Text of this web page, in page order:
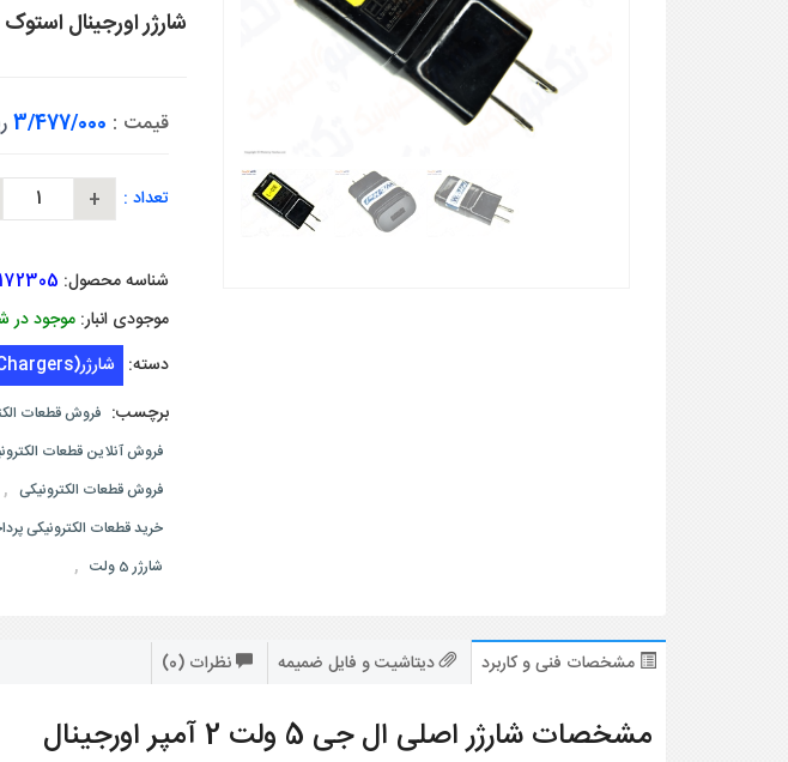
شارژر اورجینال استوک
قیمت : 3/477/000
تعداد :
شناسه محصول: 172305
موجودی انبار: موجود در
دسته: شارژر(Chargers)
برچسب: فروش قطعات
فروش آنلاین قطعات
فروش قطعات الکترونیکی ,
خرید قطعات الکترونیکی
شارژر 5 ولت ,
مشخصات فنی و کاربرد دیتاشیت و فایل ضمیمه نظرات (0)
مشخصات شارژر اصلی ال جی 5 ولت 2 آمپر اورجینال